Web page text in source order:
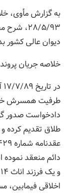
۲۸/۵/
دیوان عالی
خلاصه جریان
طرفیت همسرش
دادخواست صدور
طلاق تقدیم
اخلاقی فیمابین،